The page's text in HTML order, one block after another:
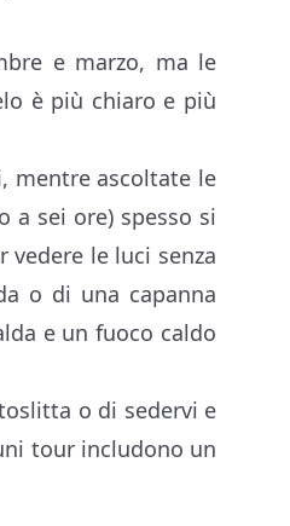
e marzo, ma le
è più chiaro e più
mentre ascoltate le
a sei ore) spesso si
le luci senza
o di una capanna
e un fuoco caldo
o di sedervi e
tour includono un